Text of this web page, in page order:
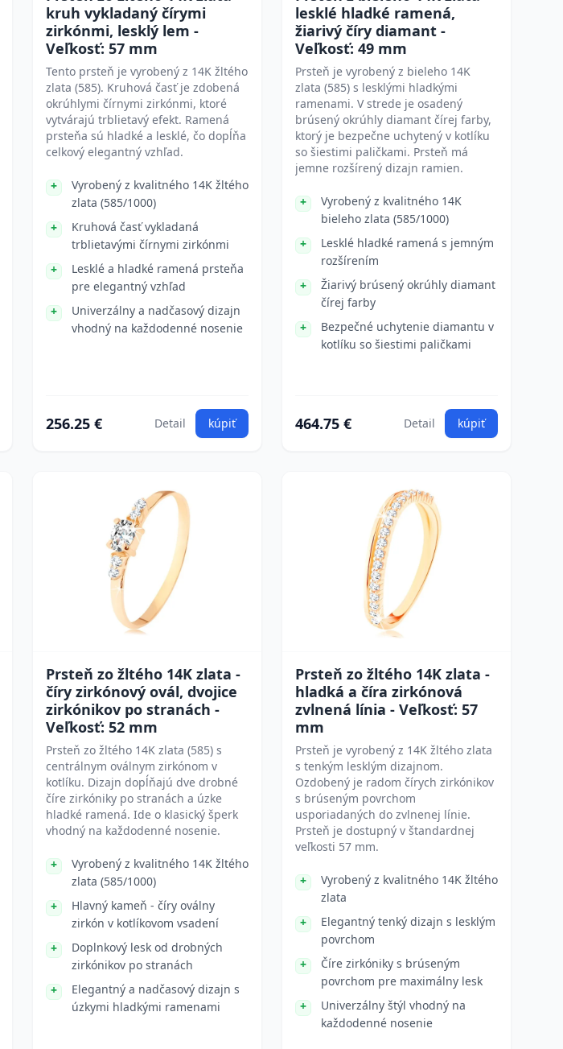
kruh vykladaný čírymi
zirkónmi, lesklý lem -
Veľkosť: 57 mm
Tento prsteň je vyrobený z 14K žltého
zlata (585). Kruhová časť je zdobená
okrúhlymi čírnymi zirkónmi, ktoré
vytvárajú trblietavý efekt. Ramená
prsteňa sú hladké a lesklé, čo dopĺňa
celkový elegantný vzhľad.
Vyrobený z kvalitného 14K žltého
zlata (585/1000)
Kruhová časť vykladaná
trblietavými čírnymi zirkónmi
Lesklé a hladké ramená prsteňa
pre elegantný vzhľad
Univerzálny a nadčasový dizajn
vhodný na každodenné nosenie
256.25 € Detail kúpiť
lesklé hladké ramená,
žiarivý číry diamant -
Veľkosť: 49 mm
Prsteň je vyrobený z bieleho 14K
zlata (585) s lesklými hladkými
ramenami. V strede je osadený
brúsený okrúhly diamant čírej farby,
ktorý je bezpečne uchytený v kotlíku
so šiestimi paličkami. Prsteň má
jemne rozšírený dizajn ramien.
Vyrobený z kvalitného 14K
bieleho zlata (585/1000)
Lesklé hladké ramená s jemným
rozšírením
Žiarivý brúsený okrúhly diamant
čírej farby
Bezpečné uchytenie diamantu v
kotlíku so šiestimi paličkami
464.75 € Detail kúpiť
Prsteň zo žltého 14K zlata -
číry zirkónový ovál, dvojice
zirkónikov po stranách -
Veľkosť: 52 mm
Prsteň zo žltého 14K zlata (585) s
centrálnym oválnym zirkónom v
kotlíku. Dizajn dopĺňajú dve drobné
číre zirkóniky po stranách a úzke
hladké ramená. Ide o klasický šperk
vhodný na každodenné nosenie.
Vyrobený z kvalitného 14K žltého
zlata (585/1000)
Hlavný kameň - číry oválny
zirkón v kotlíkovom vsadení
Doplnkový lesk od drobných
zirkónikov po stranách
Elegantný a nadčasový dizajn s
úzkymi hladkými ramenami
Prsteň zo žltého 14K zlata -
hladká a číra zirkónová
zvlnená línia - Veľkosť: 57
mm
Prsteň je vyrobený z 14K žltého zlata
s tenkým lesklým dizajnom.
Ozdobený je radom čírych zirkónikov
s brúseným povrchom
usporiadaných do zvlnenej línie.
Prsteň je dostupný v štandardnej
veľkosti 57 mm.
Vyrobený z kvalitného 14K žltého
zlata
Elegantný tenký dizajn s lesklým
povrchom
Číre zirkóniky s brúseným
povrchom pre maximálny lesk
Univerzálny štýl vhodný na
každodenné nosenie